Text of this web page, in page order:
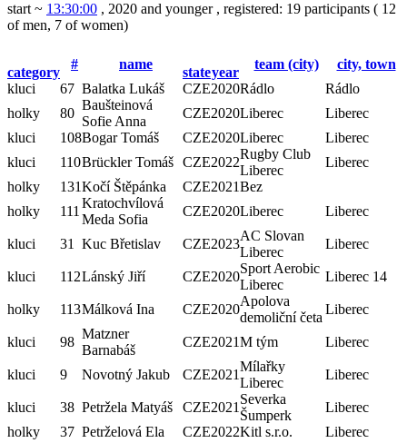
start ~ 13:30:00 , 2020 and younger, registered: 19 participants ( 12
of men, 7 of women)
category
# name
stateyear
team (city)
city, town
kluci
67 Balatka Lukáš CZE2020Rádlo
Rádlo
holky
80
Baušteinová
Sofie Anna
CZE2020Liberec
Liberec
kluci
108Bogar Tomáš CZE2020Liberec
Liberec
kluci
110Brückler Tomáš CZE2022
Rugby Club
Liberec
Liberec
holky
131Kočí Štěpánka CZE2021Bez
holky
111
Kratochvílová
Meda Sofia
CZE2020Liberec Liberec
kluci 31 Kuc Břetislav CZE2023
AC Slovan
Liberec
Liberec
kluci 112Lánský Jiří CZE2020
Sport Aerobic
Liberec
Liberec 14
holky 113Málková Ina CZE2020
Apolova
demoliční četa
Liberec
kluci 98
Matzner
Barnabáš
CZE2021M tým Liberec
kluci 9 Novotný Jakub CZE2021
Mílařky
Liberec
Liberec
kluci 38 Petržela Matyáš CZE2021
Severka
Šumperk
Liberec
holky
37 Petrželová Ela CZE2022Kitl s.r.o.
Liberec